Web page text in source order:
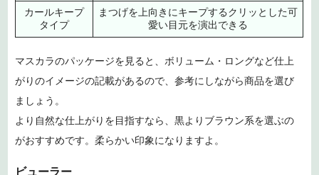
カールキープ
タイプ
まつげを上向きにキープするクリッとした可
愛い目元を演出できる
マスカラのパッケージを見ると、ボリューム・ロングなど仕上
がりのイメージの記載があるので、参考にしながら商品を選び
ましょう。
より自然な仕上がりを目指すなら、黒よりブラウン系を選ぶの
がおすすめです。柔らかい印象になりますよ。
ビューラー